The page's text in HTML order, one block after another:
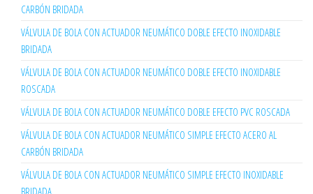
CARBÓN BRIDADA
VÁLVULA DE BOLA CON ACTUADOR NEUMÁTICO DOBLE EFECTO INOXIDABLE
BRIDADA
VÁLVULA DE BOLA CON ACTUADOR NEUMÁTICO DOBLE EFECTO INOXIDABLE
ROSCADA
VÁLVULA DE BOLA CON ACTUADOR NEUMÁTICO DOBLE EFECTO PVC ROSCADA
VÁLVULA DE BOLA CON ACTUADOR NEUMÁTICO SIMPLE EFECTO ACERO AL
CARBÓN BRIDADA
VÁLVULA DE BOLA CON ACTUADOR NEUMÁTICO SIMPLE EFECTO INOXIDABLE
BRIDADA